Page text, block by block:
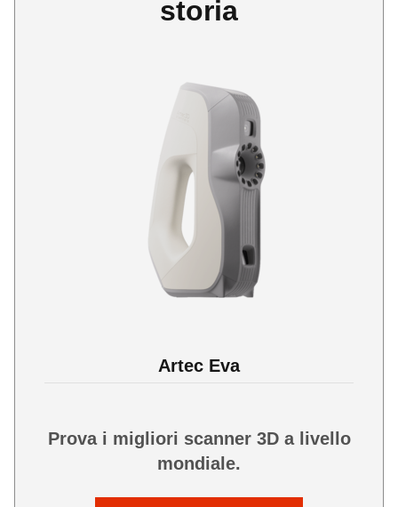
storia
Artec Eva
Prova i migliori scanner 3D a livello
mondiale.